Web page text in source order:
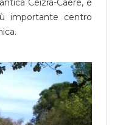
Ceizra-Caere, è
importante centro